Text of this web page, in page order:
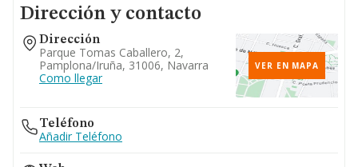
Dirección y contacto
Dirección
Parque Tomas Caballero, 2,
Pamplona/iruña, 31006, Navarra
Como llegar
VER EN MAPA
Teléfono
Añadir Teléfono